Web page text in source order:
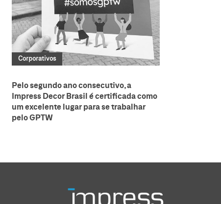
Corporativos
Pelo segundo ano consecutivo, a
Impress Decor Brasil é certificada como
um excelente lugar para se trabalhar
pelo GPTW